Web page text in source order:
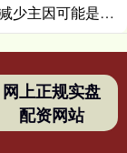
创通网 TankerTrackers：伊朗石油运输减少主因可能是泄漏事故 而非美国封锁
网上正规实盘
配资网站